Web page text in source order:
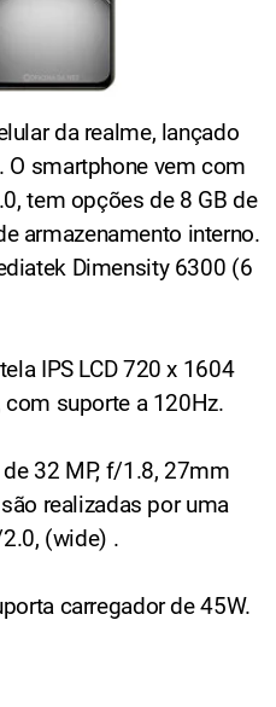
da realme, lançado
smartphone vem com
tem opções de 8 GB de
armazenamento interno.
Dimensity 6300 (6
IPS LCD 720 x 1604
suporte a 120Hz.
32 MP, f/1.8, 27mm
realizadas por uma
(wide) .
carregador de 45W.